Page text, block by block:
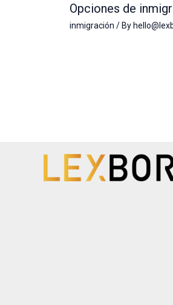
Opciones de
inmigración / By